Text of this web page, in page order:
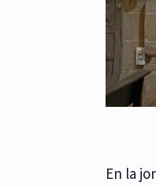
En la